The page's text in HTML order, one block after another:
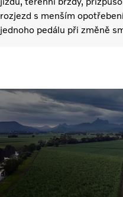
rozjezd s menším
jednoho pedálu při změně